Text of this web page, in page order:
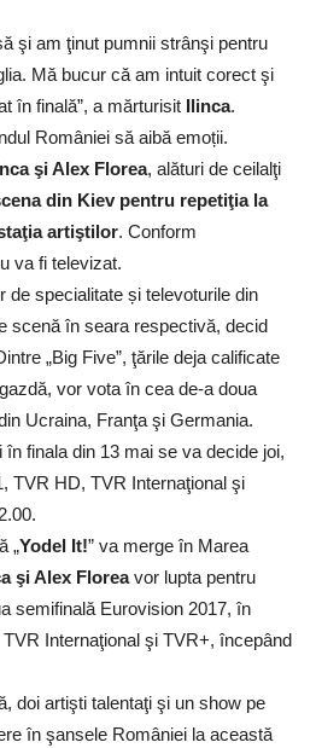
şi am ţinut pumnii strânşi pentru
Mă bucur că am intuit corect şi
în finală”, a mărturisit Ilinca.
României să aibă emoții.
şi Alex Florea, alături de ceilalţi
din Kiev pentru repetiţia la
artiştilor. Conform
va fi televizat.
de specialitate și televoturile din
scenă în seara respectivă, decid
„Big Five”, ţările deja calificate
vor vota în cea de-a doua
Ucraina, Franţa şi Germania.
finala din 13 mai se va decide joi,
TVR HD, TVR Internaţional şi
„Yodel It!” va merge în Marea
şi Alex Floreavor lupta pentru
semifinală Eurovision 2017, în
Internaţional şi TVR+, începând
doi artişti talentaţi şi un show pe
în şansele României la această